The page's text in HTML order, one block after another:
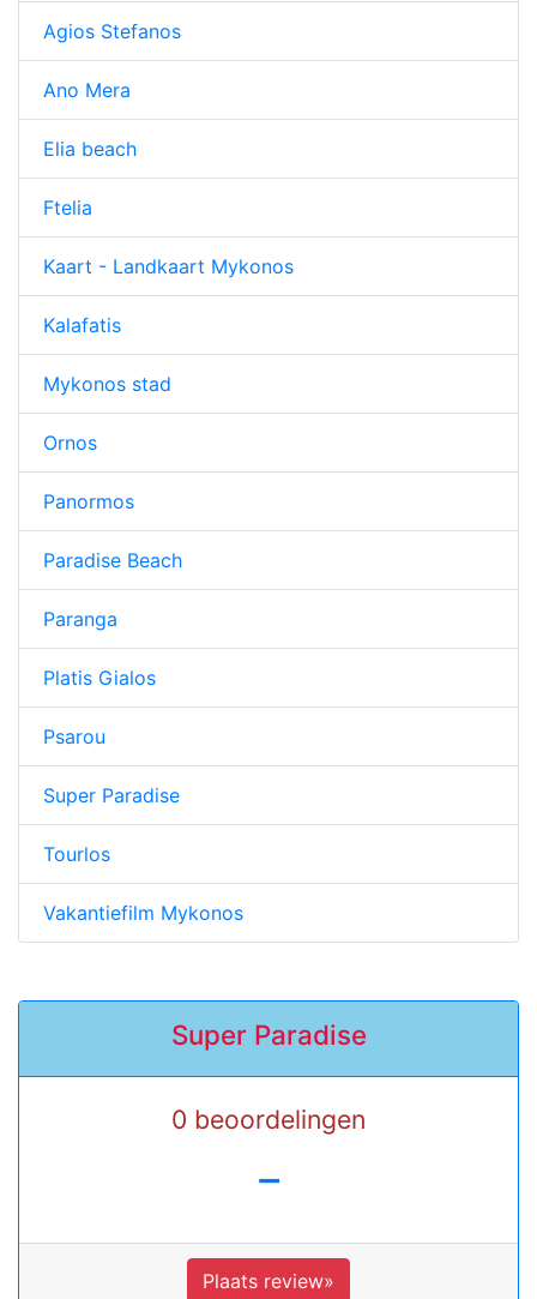
Agios Stefanos
Ano Mera
Elia beach
Ftelia
Kaart - Landkaart Mykonos
Kalafatis
Mykonos stad
Ornos
Panormos
Paradise Beach
Paranga
Platis Gialos
Psarou
Super Paradise
Tourlos
Vakantiefilm Mykonos
Super Paradise
0 beoordelingen
-
Plaats review»